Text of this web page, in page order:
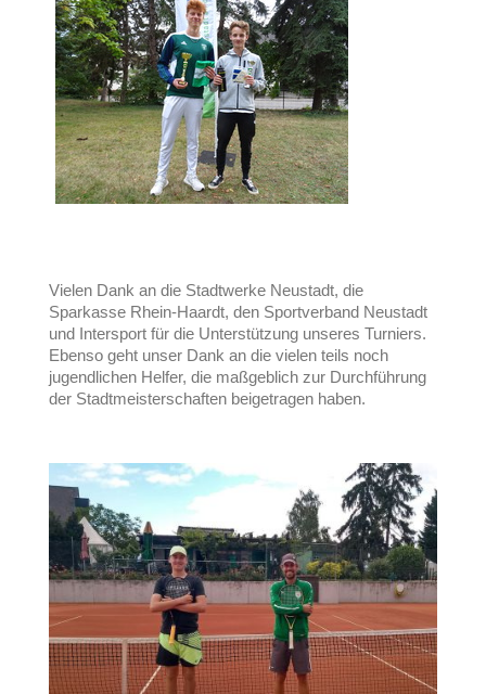
Vielen Dank an die Stadtwerke Neustadt, die
Sparkasse Rhein-Haardt, den Sportverband Neustadt
und Intersport für die Unterstützung unseres Turniers.
Ebenso geht unser Dank an die vielen teils noch
jugendlichen Helfer, die maßgeblich zur Durchführung
der Stadtmeisterschaften beigetragen haben.